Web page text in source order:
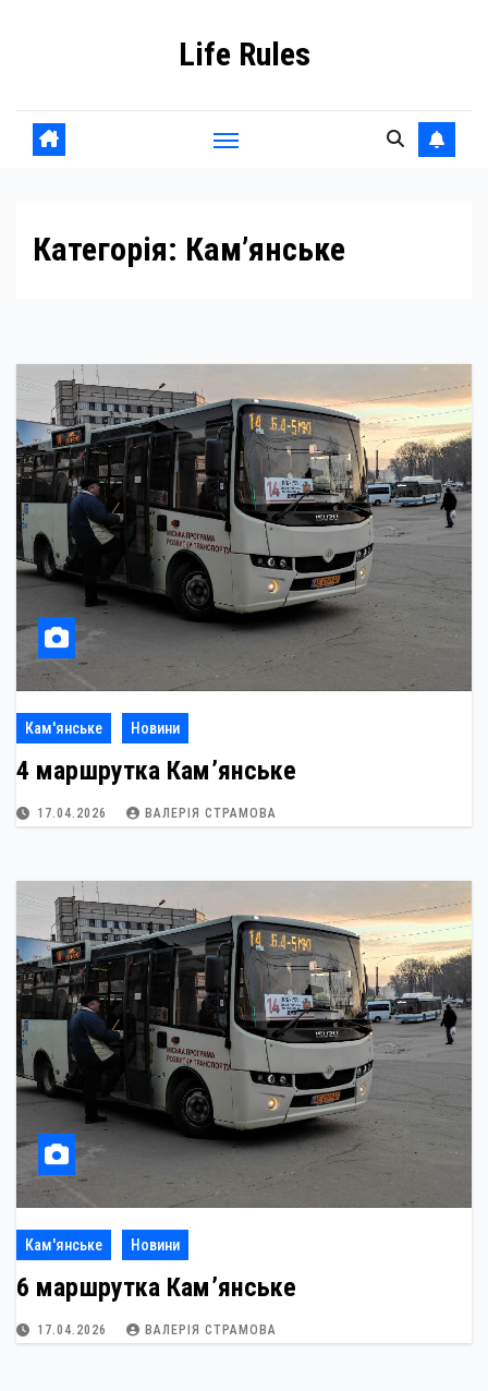
Life Rules
Категорія: Кам’янське
Кам'янське Новини
4 маршрутка Кам’янське
17.04.2026 ВАЛЕРІЯ СТРАМОВА
Кам'янське Новини
6 маршрутка Кам’янське
17.04.2026 ВАЛЕРІЯ СТРАМОВА